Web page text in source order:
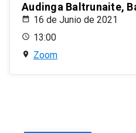
Audinga Baltrunaite,
16 de Junio de 2021
13:00
Zoom